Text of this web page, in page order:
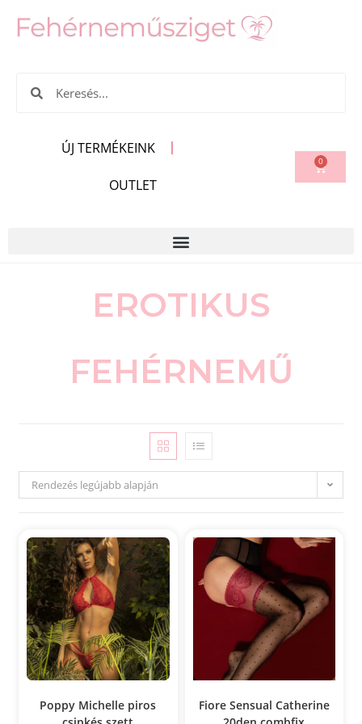
ÚJ TERMÉKEINK
OUTLET
0
EROTIKUS
FEHÉRNEMŰ
Rendezés legújabb alapján
Poppy Michelle piros
Fiore Sensual Catherine